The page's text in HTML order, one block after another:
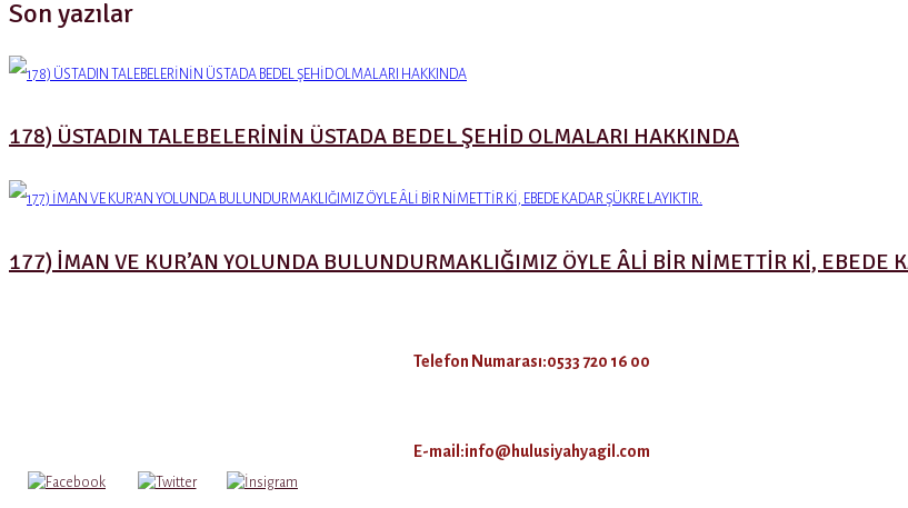
Son yazılar
178) ÜSTADIN TALEBELERİNİN ÜSTADA BEDEL ŞEHİD OLMALARI HAKKINDA
177) İMAN VE KUR’AN YOLUNDA BULUNDURMAKLIĞIMIZ ÖYLE ÂLİ BİR NİMETTİR Kİ, EBEDE
Telefon Numarası:0533 720 16 00
E-mail:info@hulusiyahyagil.com